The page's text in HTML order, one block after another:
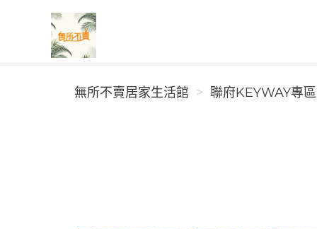
無所不賣居家生活館
無所不賣居家生活館
聯府KEYWAY專區